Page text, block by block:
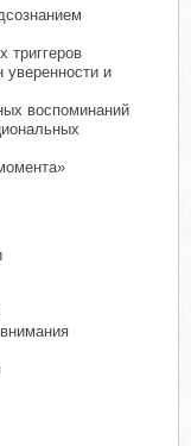
триггеров
уверенности и
воспоминаний